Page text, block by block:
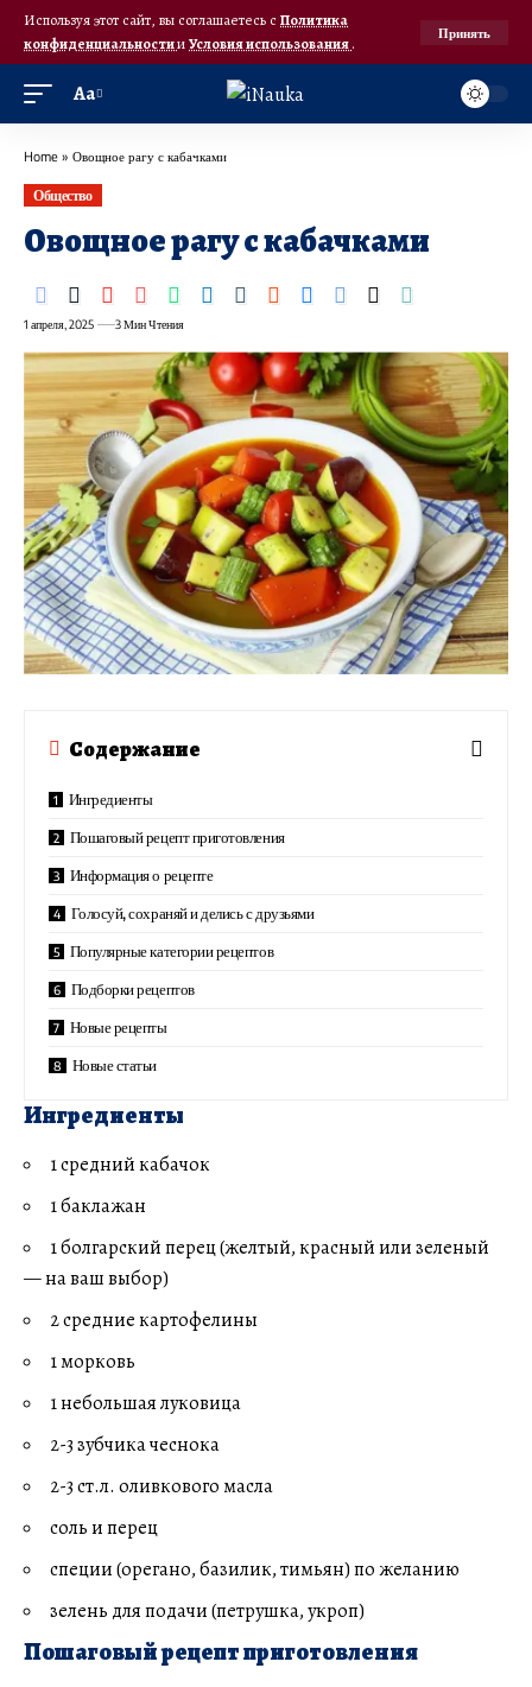
Используя этот сайт, вы соглашаетесь с Политика
конфиденциальностииУсловия использования.
Принять
Аа
Home » Овощное рагу с кабачками
Общество
Овощное рагу с кабачками
1 апреля, 2025 3 Мин Чтения
Содержание
Ингредиенты
Пошаговый рецепт приготовления
Информация о рецепте
Голосуй, сохраняй и делись с друзьями
Популярные категории рецептов
Подборки рецептов
Новые рецепты
Новые статьи
Ингредиенты
1 средний кабачок
1 баклажан
1 болгарский перец (желтый, красный или зеленый
— на ваш выбор)
2 средние картофелины
1 морковь
1 небольшая луковица
2-3 зубчика чеснока
2-3 ст.л. оливкового масла
соль и перец
специи (орегано, базилик, тимьян) по желанию
зелень для подачи (петрушка, укроп)
Пошаговый рецепт приготовления